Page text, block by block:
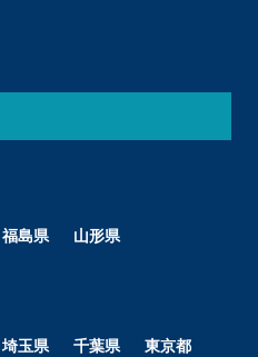
福島県 山形県
埼玉県 千葉県
東京都